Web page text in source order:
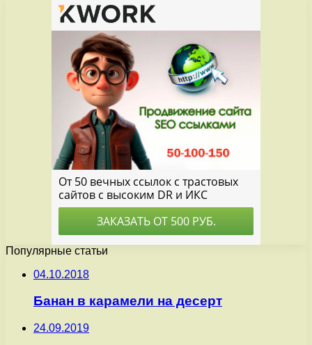
Популярные статьи
04.10.2018
Банан в карамели на десерт
24.09.2019